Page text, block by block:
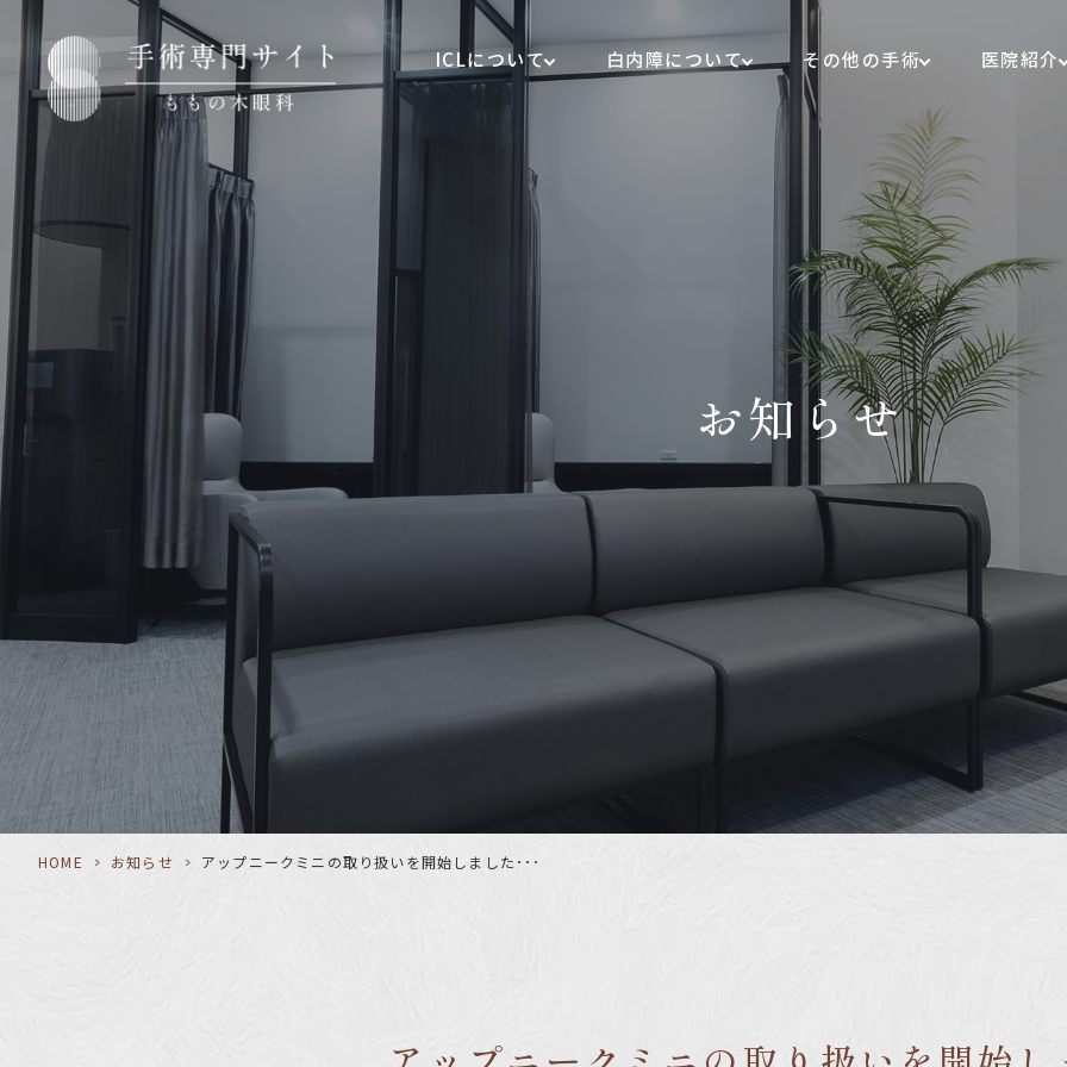
ICLについて 白内障について その他の手術 医院紹介
お知らせ
HOME > お知らせ > アップニークミニの取り扱いを開始しました･･･